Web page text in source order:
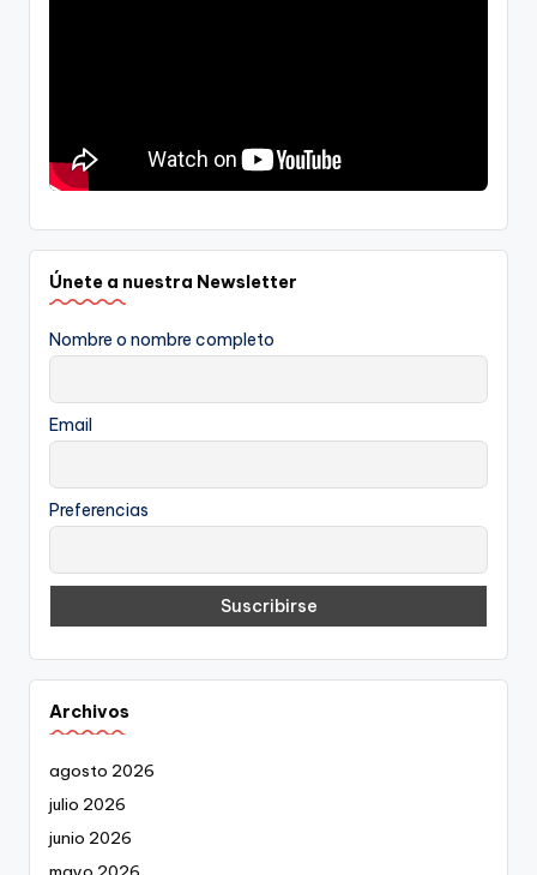
Únete a nuestra Newsletter
Nombre o nombre completo
Email
Preferencias
Archivos
agosto 2026
julio 2026
junio 2026